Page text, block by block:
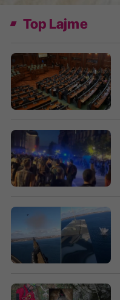
Top Lajme